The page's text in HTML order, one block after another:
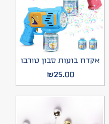
אקדח בועות סבון טורבו
₪25.00